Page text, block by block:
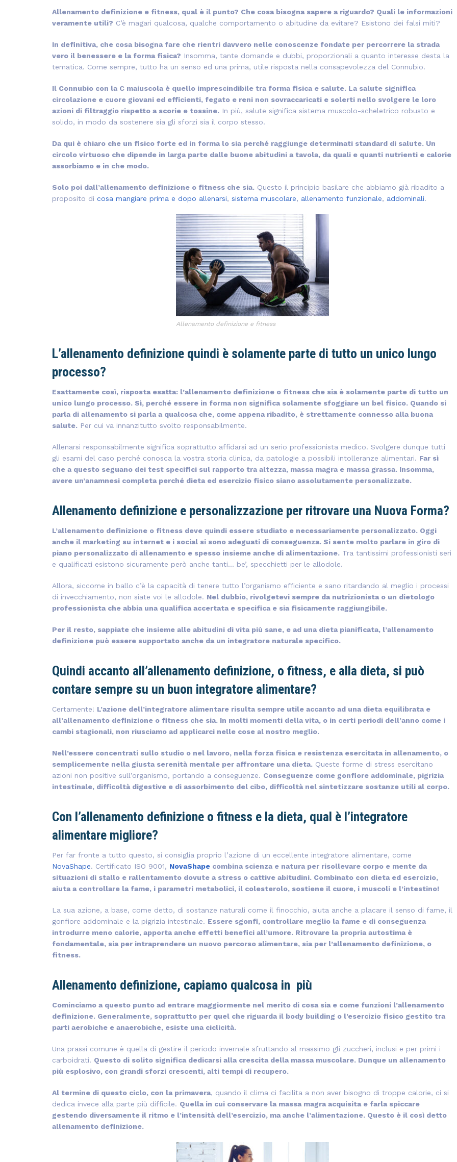
Allenamento definizione e fitness, qual è il punto? Che cosa bisogna sapere a riguardo? Quali le informazioni
veramente utili? C’è magari qualcosa, qualche comportamento o abitudine da evitare? Esistono dei falsi miti?
In definitiva, che cosa bisogna fare che rientri davvero nelle conoscenze fondate per percorrere la strada
vero il benessere e la forma fisica? Insomma, tante domande e dubbi, proporzionali a quanto interesse desta la
tematica. Come sempre, tutto ha un senso ed una prima, utile risposta nella consapevolezza del Connubio.
Il Connubio con la C maiuscola è quello imprescindibile tra forma fisica e salute. La salute significa
circolazione e cuore giovani ed efficienti, fegato e reni non sovraccaricati e solerti nello svolgere le loro
azioni di filtraggio rispetto a scorie e tossine. In più, salute significa sistema muscolo-scheletrico robusto e
solido, in modo da sostenere sia gli sforzi sia il corpo stesso.
Da qui è chiaro che un fisico forte ed in forma lo sia perché raggiunge determinati standard di salute. Un
circolo virtuoso che dipende in larga parte dalle buone abitudini a tavola, da quali e quanti nutrienti e calorie
assorbiamo e in che modo.
Solo poi dall’allenamento definizione o fitness che sia. Questo il principio basilare che abbiamo già ribadito a
proposito di cosa mangiare prima e dopo allenarsi, sistema muscolare, allenamento funzionale, addominali.
Allenamento definizione e fitness
L’allenamento definizione quindi è solamente parte di tutto un unico lungo
processo?
Esattamente così, risposta esatta: l’allenamento definizione o fitness che sia è solamente parte di tutto un
unico lungo processo. Sì, perché essere in forma non significa solamente sfoggiare un bel fisico. Quando si
parla di allenamento si parla a qualcosa che, come appena ribadito, è strettamente connesso alla buona
salute. Per cui va innanzitutto svolto responsabilmente.
Allenarsi responsabilmente significa soprattutto affidarsi ad un serio professionista medico. Svolgere dunque tutti
gli esami del caso perché conosca la vostra storia clinica, da patologie a possibili intolleranze alimentari. Far sì
che a questo seguano dei test specifici sul rapporto tra altezza, massa magra e massa grassa. Insomma,
avere un’anamnesi completa perché dieta ed esercizio fisico siano assolutamente personalizzate.
Allenamento definizione e personalizzazione per ritrovare una Nuova Forma?
L’allenamento definizione o fitness deve quindi essere studiato e necessariamente personalizzato. Oggi
anche il marketing su internet e i social si sono adeguati di conseguenza. Si sente molto parlare in giro di
piano personalizzato di allenamento e spesso insieme anche di alimentazione. Tra tantissimi professionisti seri
e qualificati esistono sicuramente però anche tanti… be’, specchietti per le allodole.
Allora, siccome in ballo c’è la capacità di tenere tutto l’organismo efficiente e sano ritardando al meglio i processi
di invecchiamento, non siate voi le allodole. Nel dubbio, rivolgetevi sempre da nutrizionista o un dietologo
professionista che abbia una qualifica accertata e specifica e sia fisicamente raggiungibile.
Per il resto, sappiate che insieme alle abitudini di vita più sane, e ad una dieta pianificata, l’allenamento
definizione può essere supportato anche da un integratore naturale specifico.
Quindi accanto all’allenamento definizione, o fitness, e alla dieta, si può
contare sempre su un buon integratore alimentare?
Certamente! L’azione dell’integratore alimentare risulta sempre utile accanto ad una dieta equilibrata e
all’allenamento definizione o fitness che sia. In molti momenti della vita, o in certi periodi dell’anno come i
cambi stagionali, non riusciamo ad applicarci nelle cose al nostro meglio.
Nell’essere concentrati sullo studio o nel lavoro, nella forza fisica e resistenza esercitata in allenamento, o
semplicemente nella giusta serenità mentale per affrontare una dieta. Queste forme di stress esercitano
azioni non positive sull’organismo, portando a conseguenze. Conseguenze come gonfiore addominale, pigrizia
intestinale, difficoltà digestive e di assorbimento del cibo, difficoltà nel sintetizzare sostanze utili al corpo.
Con l’allenamento definizione o fitness e la dieta, qual è l’integratore
alimentare migliore?
Per far fronte a tutto questo, si consiglia proprio l’azione di un eccellente integratore alimentare, come
NovaShape. Certificato ISO 9001, NovaShape combina scienza e natura per risollevare corpo e mente da
situazioni di stallo e rallentamento dovute a stress o cattive abitudini. Combinato con dieta ed esercizio,
aiuta a controllare la fame, i parametri metabolici, il colesterolo, sostiene il cuore, i muscoli e l’intestino!
La sua azione, a base, come detto, di sostanze naturali come il finocchio, aiuta anche a placare il senso di fame, il
gonfiore addominale e la pigrizia intestinale. Essere sgonfi, controllare meglio la fame e di conseguenza
introdurre meno calorie, apporta anche effetti benefici all’umore. Ritrovare la propria autostima è
fondamentale, sia per intraprendere un nuovo percorso alimentare, sia per l’allenamento definizione, o
fitness.
Allenamento definizione, capiamo qualcosa in più
Cominciamo a questo punto ad entrare maggiormente nel merito di cosa sia e come funzioni l’allenamento
definizione. Generalmente, soprattutto per quel che riguarda il body building o l’esercizio fisico gestito tra
parti aerobiche e anaerobiche, esiste una ciclicità.
Una prassi comune è quella di gestire il periodo invernale sfruttando al massimo gli zuccheri, inclusi e per primi i
carboidrati. Questo di solito significa dedicarsi alla crescita della massa muscolare. Dunque un allenamento
più esplosivo, con grandi sforzi crescenti, alti tempi di recupero.
Al termine di questo ciclo, con la primavera, quando il clima ci facilita a non aver bisogno di troppe calorie, ci si
dedica invece alla parte più difficile. Quella in cui conservare la massa magra acquisita e farla spiccare
gestendo diversamente il ritmo e l’intensità dell’esercizio, ma anche l’alimentazione. Questo è il così detto
allenamento definizione.